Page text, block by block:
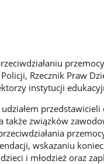
Rzecznik Praw
instytucji
przedstawicieli
także związków
wskazaniu
i młodzież oraz